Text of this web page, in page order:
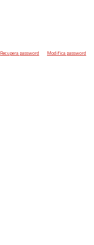
Recupera password Modifica password